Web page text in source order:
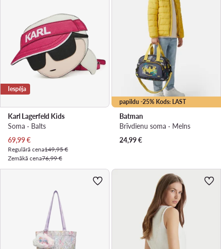
Iespēja
Karl Lagerfeld Kids
Soma · Balts
Pašreizējā cena
69,99€
Regulārā cena149,95 €
Zemākā cena76,99 €
papildu -25% Kods: LAST
Batman
Brīvdienu soma · Melns
24,99€